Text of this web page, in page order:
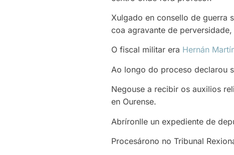
Xulgado en consello de guerra
coa agravante de
O fiscal militar era Hernán
Ao longo do proceso declarou
Negouse a recibir os auxilios
en Ourense.
Abríronlle un expediente de
Procesárono no Tribunal